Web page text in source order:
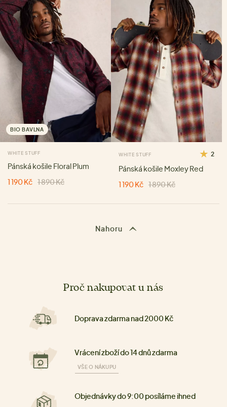
BIO BAVLNA
WHITE STUFF
Pánská košile Floral Plum
1 190 Kč 1 890 Kč
WHITE STUFF 2
Pánská košile Moxley Red
1 190 Kč 1 890 Kč
Nahoru
Proč nakupovat u nás
Doprava zdarma nad 2000 Kč
Vrácení zboží do 14 dnů zdarma
VŠE O NÁKUPU
Objednávky do 9:00 posíláme ihned